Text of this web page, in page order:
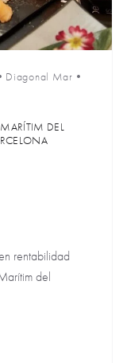
Diagonal Mar •
DEL
rentabilidad
del